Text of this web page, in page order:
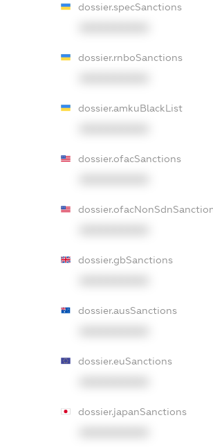
dossier.specSanctions
dossier.rnboSanctions
dossier.amkuBlackList
dossier.ofacSanctions
dossier.gbSanctions
dossier.ausSanctions
dossier.euSanctions
dossier.japanSanctions